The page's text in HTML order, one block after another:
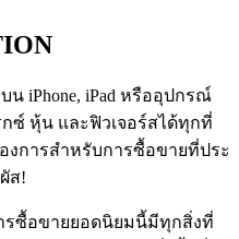
น iPhone, iPad หรืออุปกรณ์
ซ์ หุ้น และฟิวเจอร์สได้ทุกที่
การสําหรับการซื้อขายที่ประ
ส!
รซื้อขายยอดนิยมนี้มีทุกสิ่งที่